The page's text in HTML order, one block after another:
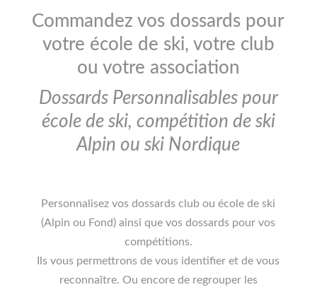
Commandez vos dossards pour
votre école de ski, votre club
ou votre association
Dossards Personnalisables pour
école de ski, compétition de ski
Alpin ou ski Nordique
Personnalisez vos dossards club ou école de ski
(Alpin ou Fond) ainsi que vos dossards pour vos
compétitions.
Ils vous permettrons de vous identifier et de vous
reconnaître. Ou encore de regrouper les